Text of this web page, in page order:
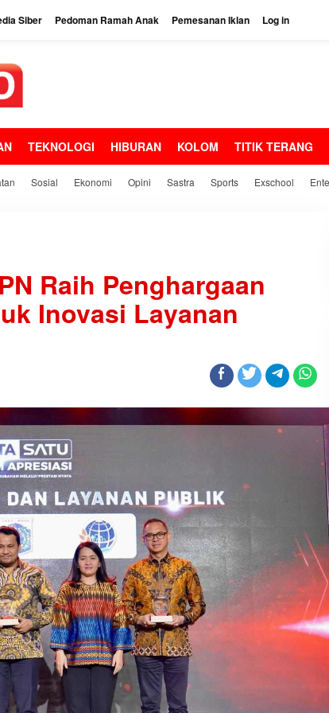
Siber Pedoman Ramah Anak Pemesanan Iklan Log in
TEKNOLOGI HIBURAN KOLOM TITIK TERANG
Sosial Ekonomi Opini Sastra Sports Exschool
Raih Penghargaan
Inovasi Layanan